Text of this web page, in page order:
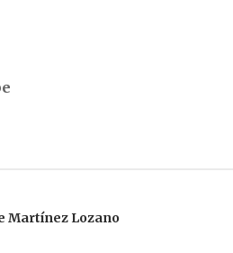
Martínez Lozano